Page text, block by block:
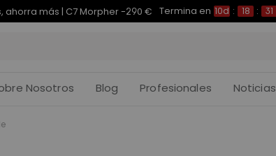
ahorra más | E7 Plus -200 € Termina en 10d : 18 : 31 :
Nosotros Blog Profesionales Noticias